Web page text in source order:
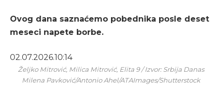
Ovog dana saznaćemo pobednika posle deset
meseci napete borbe.
02.07.2026.10:14
Željko Mitrović, Milica Mitrović, Elita 9 / Izvor: Srbija Danas
Milena Pavković/Antonio Ahel/ATAImages/Shutterstock